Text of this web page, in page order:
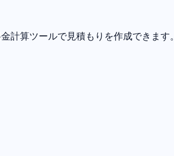
計算ツールで見積もりを作成できます。